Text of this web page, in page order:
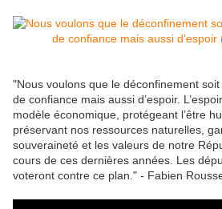
"Nous voulons que le déconfinement
de confiance mais aussi d’espoir.
modèle économique, protégeant l’être
préservant nos ressources naturelles,
souveraineté et les valeurs de notre
cours de ces dernières années. Les
voteront contre ce plan." - Fabien